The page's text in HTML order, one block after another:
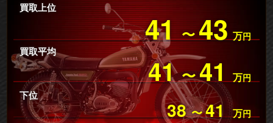
買取上位
41 〜43 万円
買取平均
41 〜41 万円
下位
38 〜41 万円